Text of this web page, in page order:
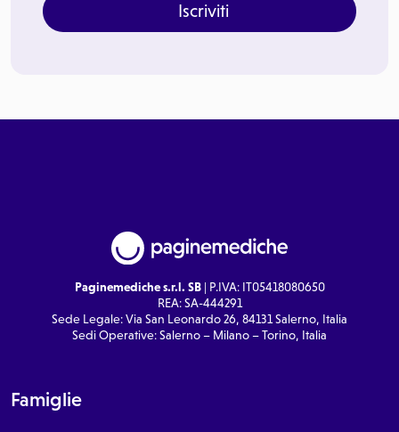
Iscriviti
Paginemediche s.r.l. SB| P.IVA: IT05418080650
REA: SA-444291
Sede Legale: Via San Leonardo 26, 84131 Salerno, Italia
Sedi Operative: Salerno – Milano – Torino, Italia
Famiglie